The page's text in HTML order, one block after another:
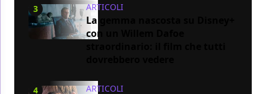
3 ARTICOLI
La gemma nascosta su Disney+
con un Willem Dafoe
4 ARTICOLI